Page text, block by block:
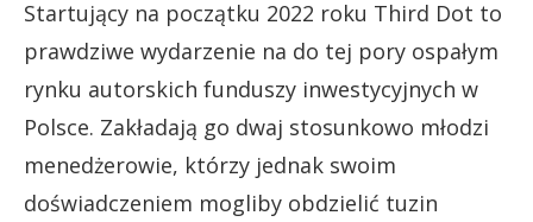
Startujący na początku 2022 roku Third Dot to
prawdziwe wydarzenie na do tej pory ospałym
rynku autorskich funduszy inwestycyjnych w
Polsce. Zakładają go dwaj stosunkowo młodzi
menedżerowie, którzy jednak swoim
doświadczeniem mogliby obdzielić tuzin